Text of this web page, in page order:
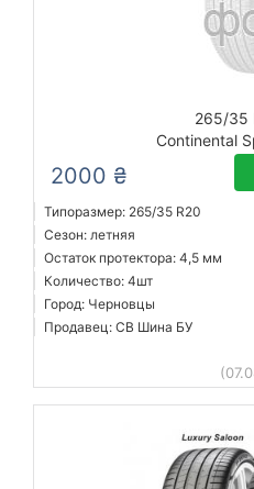
265/35
Continental
2000 ₴
Типоразмер: 265/35 R20
Сезон: летняя
Остаток протектора: 4,5 мм
Количество: 4шт
Город: Черновцы
Продавец: СВ Шина БУ